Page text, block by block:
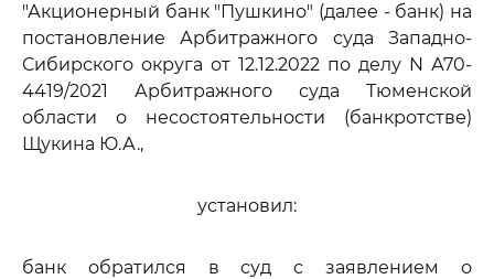
"Акционерный банк "Пушкино" (далее - банк) на
постановление Арбитражного суда Западно-
Сибирского округа от 12.12.2022 по делу N А70-
4419/2021 Арбитражного суда Тюменской
области о несостоятельности (банкротстве)
Щукина Ю.А.,
установил:
банк обратился в суд с заявлением о